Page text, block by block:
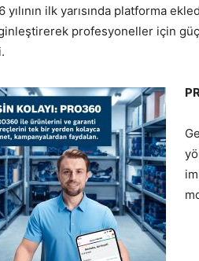
yılının ilk yarısında platforma
profesyoneller için